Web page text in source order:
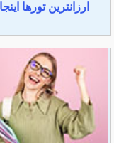
ارزانترین تورها